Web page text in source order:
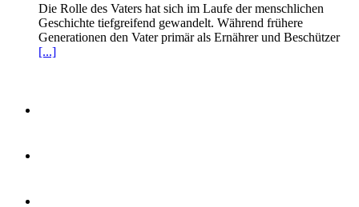
Die Rolle des Vaters hat sich im Laufe der menschlichen
Geschichte tiefgreifend gewandelt. Während frühere
Generationen den Vater primär als Ernährer und Beschützer
[...]